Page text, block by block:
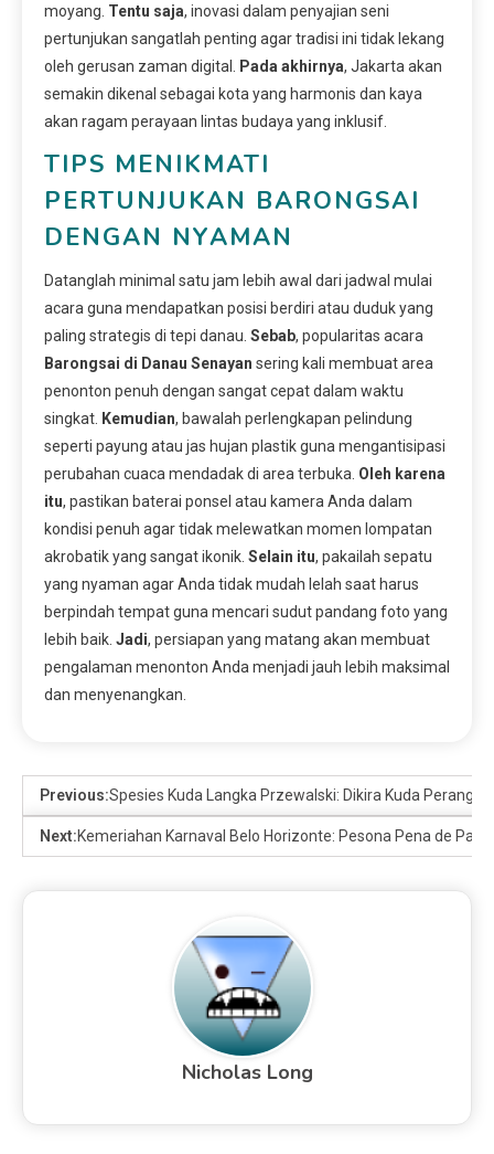
moyang. Tentu saja, inovasi dalam penyajian seni
pertunjukan sangatlah penting agar tradisi ini tidak lekang
oleh gerusan zaman digital.
Pada akhirnya, Jakarta akan
semakin dikenal sebagai kota yang harmonis dan kaya
akan ragam perayaan lintas budaya yang inklusif.
TIPS MENIKMATI
PERTUNJUKAN BARONGSAI
DENGAN NYAMAN
Datanglah minimal satu jam lebih awal dari jadwal mulai
acara guna mendapatkan posisi berdiri atau duduk yang
paling strategis di tepi danau. Sebab, popularitas acara
Barongsai di Danau Senayan sering kali membuat area
penonton penuh dengan sangat cepat dalam waktu
singkat. Kemudian, bawalah perlengkapan pelindung
seperti payung atau jas hujan plastik guna mengantisipasi
perubahan cuaca mendadak di area terbuka. Oleh karena
itu, pastikan baterai ponsel atau kamera Anda dalam
kondisi penuh agar tidak melewatkan momen lompatan
akrobatik yang sangat ikonik. Selain itu, pakailah sepatu
yang nyaman agar Anda tidak mudah lelah saat harus
berpindah tempat guna mencari sudut pandang foto yang
lebih baik. Jadi, persiapan yang matang akan membuat
pengalaman menonton Anda menjadi jauh lebih maksimal
dan menyenangkan.
Previous:Spesies Kuda Langka Przewalski: Dikira Kuda Perang
Next:Kemeriahan Karnaval Belo Horizonte: Pesona Pena de
Nicholas Long